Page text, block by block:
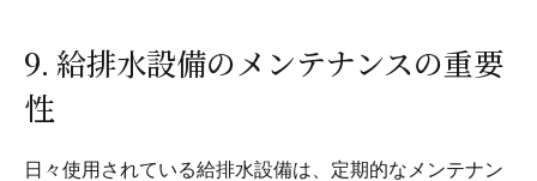
9. 給排水設備のメンテナンスの重要
性
日々使用されている給排水設備は、定期的なメンテナン